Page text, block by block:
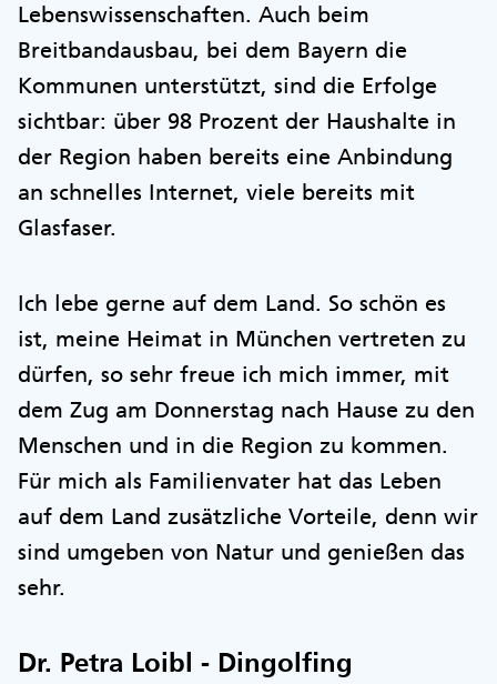
Lebenswissenschaften. Auch beim
Breitbandausbau, bei dem Bayern die
Kommunen unterstützt, sind die Erfolge
sichtbar: über 98 Prozent der Haushalte in
der Region haben bereits eine Anbindung
an schnelles Internet, viele bereits mit
Glasfaser.
Ich lebe gerne auf dem Land. So schön es
ist, meine Heimat in München vertreten zu
dürfen, so sehr freue ich mich immer, mit
dem Zug am Donnerstag nach Hause zu den
Menschen und in die Region zu kommen.
Für mich als Familienvater hat das Leben
auf dem Land zusätzliche Vorteile, denn wir
sind umgeben von Natur und genießen das
sehr.
Dr. Petra Loibl - Dingolfing